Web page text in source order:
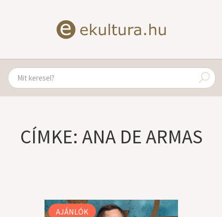
CÍMKE: ANA DE ARMAS
AJÁNLÓK